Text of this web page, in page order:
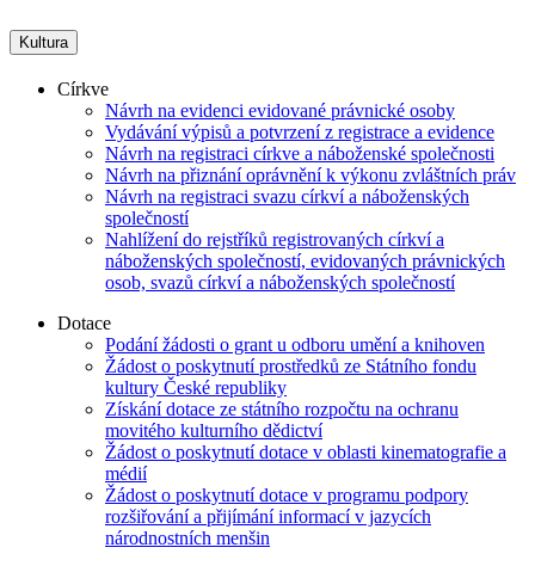
Kultura
Církve
Návrh na evidenci evidované právnické osoby
Vydávání výpisů a potvrzení z registrace a evidence
Návrh na registraci církve a náboženské společnosti
Návrh na přiznání oprávnění k výkonu zvláštních práv
Návrh na registraci svazu církví a náboženských
společností
Nahlížení do rejstříků registrovaných církví a
náboženských společností, evidovaných právnických
osob, svazů církví a náboženských společností
Dotace
Podání žádosti o grant u odboru umění a knihoven
Žádost o poskytnutí prostředků ze Státního fondu
kultury České republiky
Získání dotace ze státního rozpočtu na ochranu
movitého kulturního dědictví
Žádost o poskytnutí dotace v oblasti kinematografie a
médií
Žádost o poskytnutí dotace v programu podpory
rozšiřování a přijímání informací v jazycích
národnostních menšin